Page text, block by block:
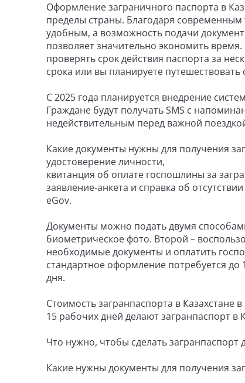
Оформление заграничного паспорта в
пределы страны. Благодаря
удобным, а возможность подачи
позволяет значительно экономить
проверять срок действия паспорта за
срока или вы планируете
С 2025 года планируется внедрение
Граждане будут получать SMS с
недействительным перед важной
Какие документы нужны для получения
удостоверение личности,
квитанция об оплате госпошлины за
заявление-анкета и справка об
eGov.
Документы можно подать двумя
биометрическое фото. Второй –
необходимые документы и оплатить
стандартное оформление потребуется до
дня.
Стоимость загранпаспорта в Казахстане
15 рабочих дней делают загранпаспорт в
Что нужно, чтобы сделать загранпаспорт
Какие нужны документы для получения